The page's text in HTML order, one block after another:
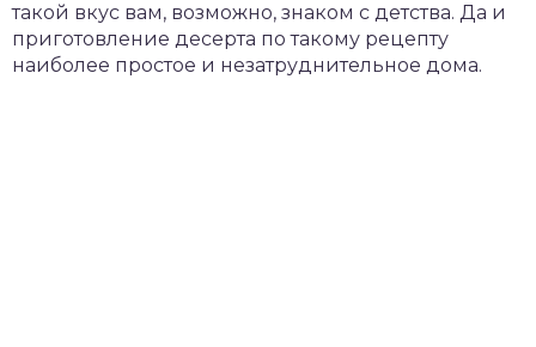
такой вкус вам, возможно, знаком с детства. Да и
приготовление десерта по такому рецепту
наиболее простое и незатруднительное дома.